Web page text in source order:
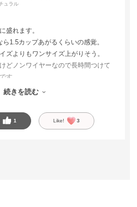
ュラル
盛れます。
1.5カップあがるくらいの感覚。
ズよりもワンサイズ上がりそう。
どノンワイヤーなので長時間つけて
す。
トなトップスの時は必ずこれつけて
続きを読む
1 Like! 3